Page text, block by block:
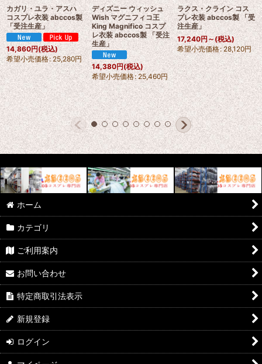
カガリ・ユラ・アスハ
コスプレ衣装 abccos製
「受注生産」
14,860円(税込)
希望小売価格: 25,280円
ディズニー ウィッシュ
Wish マグニフィコ王
King Magnifico コスプ
レ衣装 abccos製 「受注
生産」
14,380円(税込)
希望小売価格: 25,460円
ラクス・クライン コス
プレ衣装 abccos製 「受
注生産」
17,240円～(税込)
希望小売価格: 28,120円
ホーム
カテゴリ
ご利用案内
お問い合わせ
特定商取引法表示
新規登録
ログイン